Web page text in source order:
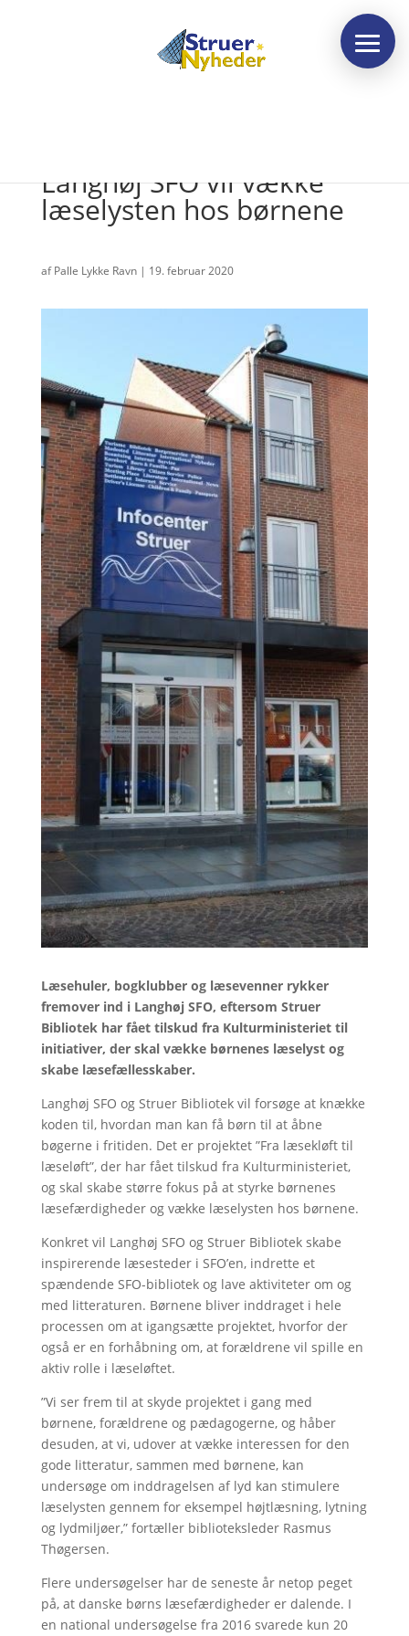
Langhøj SFO vil vække
læselysten hos børnene
afPalle Lykke Ravn| 19. februar 2020
Læsehuler, bogklubber og læsevenner rykker
fremover ind i Langhøj SFO, eftersom Struer
Bibliotek har fået tilskud fra Kulturministeriet til
initiativer, der skal vække børnenes læselyst og
skabe læsefællesskaber.
Langhøj SFO og Struer Bibliotek vil forsøge at knække
koden til, hvordan man kan få børn til at åbne
bøgerne i fritiden. Det er projektet ”Fra læsekløft til
læseløft”, der har fået tilskud fra Kulturministeriet,
og skal skabe større fokus på at styrke børnenes
læsefærdigheder og vække læselysten hos børnene.
Konkret vil Langhøj SFO og Struer Bibliotek skabe
inspirerende læsesteder i SFO’en, indrette et
spændende SFO-bibliotek og lave aktiviteter om og
med litteraturen. Børnene bliver inddraget i hele
processen om at igangsætte projektet, hvorfor der
også er en forhåbning om, at forældrene vil spille en
aktiv rolle i læseløftet.
”Vi ser frem til at skyde projektet i gang med
børnene, forældrene og pædagogerne, og håber
desuden, at vi, udover at vække interessen for den
gode litteratur, sammen med børnene, kan
undersøge om inddragelsen af lyd kan stimulere
læselysten gennem for eksempel højtlæsning, lytning
og lydmiljøer,” fortæller biblioteksleder Rasmus
Thøgersen.
Flere undersøgelser har de seneste år netop peget
på, at danske børns læsefærdigheder er dalende. I
en national undersøgelse fra 2016 svarede kun 20